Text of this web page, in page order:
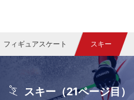
フィギュアスケート スキー
スキー（21ページ目）